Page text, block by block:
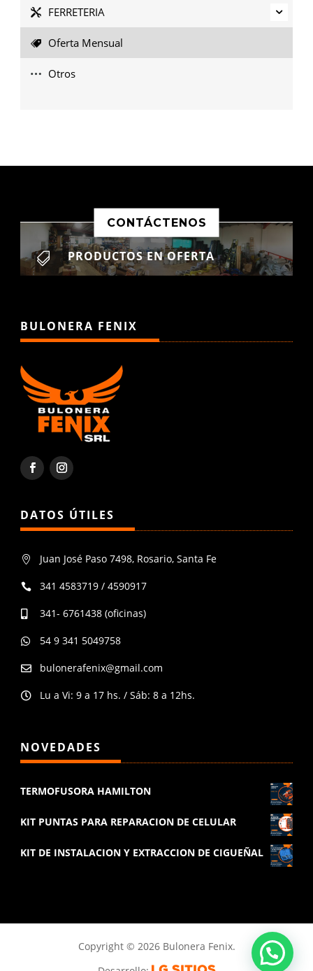
FERRETERIA
Oferta Mensual
Otros
CONTÁCTENOS
 PRODUCTOS EN OFERTA
BULONERA FENIX
DATOS ÚTILES
 Juan José Paso 7498, Rosario, Santa Fe
 341 4583719 / 4590917
 341- 6761438 (oficinas)
 54 9 341 5049758
 bulonerafenix@gmail.com
 Lu a Vi: 9 a 17 hs. / Sáb: 8 a 12hs.
NOVEDADES
TERMOFUSORA HAMILTON
KIT PUNTAS PARA REPARACION DE CELULAR
KIT DE INSTALACION Y EXTRACCION DE CIGUEÑAL
Copyright © 2026 Bulonera Fenix.